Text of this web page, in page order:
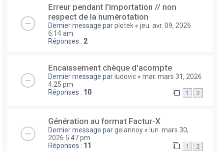
Erreur pendant l'importation // non
respect de la numérotation
Dernier message parplotek « jeu. avr. 09, 2026
6:14 am
Réponses : 2
Encaissement chèque d'acompte
Dernier message par ludovic « mar. mars 31, 2026
4:25 pm
Réponses : 10 1 2
Génération au format Factur-X
Dernier message pargelannoy « lun. mars 30,
2026 5:47 pm
Réponses : 11 1 2